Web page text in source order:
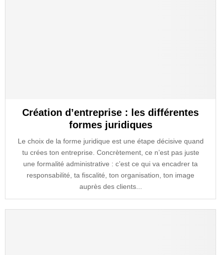
Création d’entreprise : les différentes
formes juridiques
Le choix de la forme juridique est une étape décisive quand
tu crées ton entreprise. Concrètement, ce n’est pas juste
une formalité administrative : c’est ce qui va encadrer ta
responsabilité, ta fiscalité, ton organisation, ton image
auprès des clients...